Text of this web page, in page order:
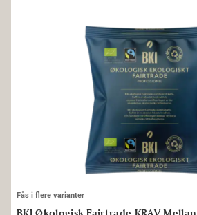
Fås i flere varianter